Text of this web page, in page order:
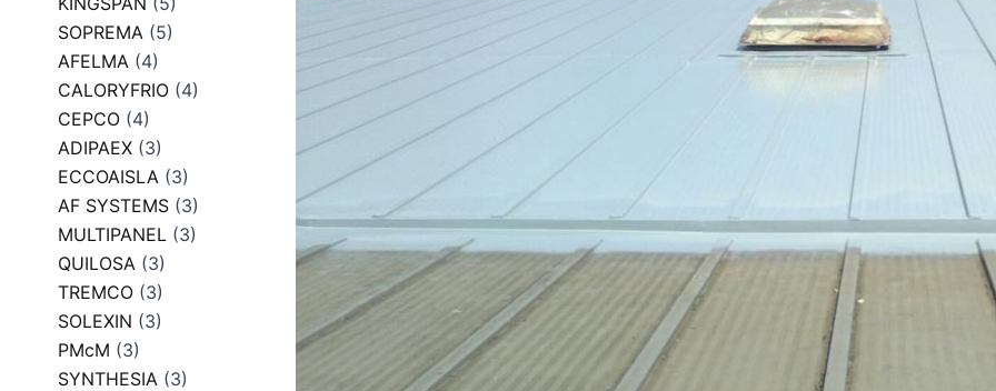
SOPREMA (5)
AFELMA (4)
CALORYFRIO (4)
CEPCO (4)
ADIPAEX (3)
ECCOAISLA (3)
AF SYSTEMS (3)
MULTIPANEL (3)
QUILOSA (3)
TREMCO (3)
SOLEXIN (3)
PMcM (3)
SYNTHESIA (3)